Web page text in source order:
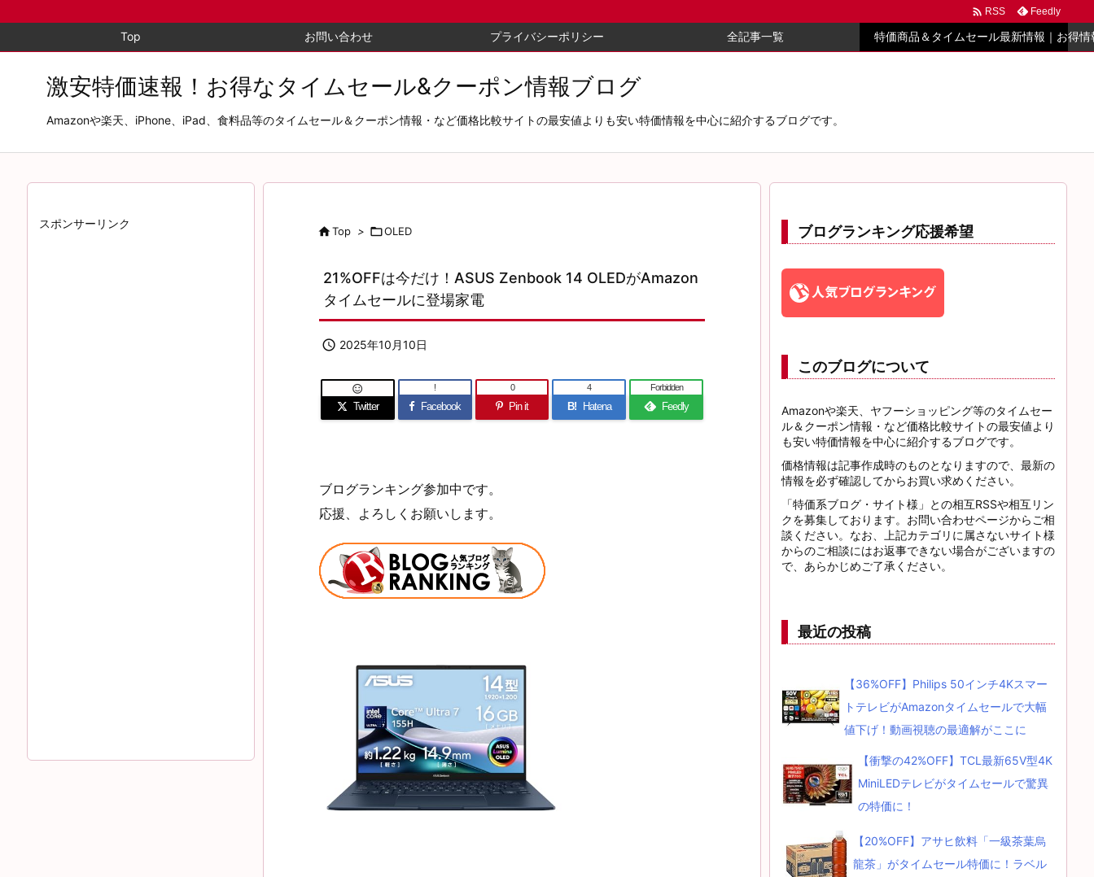
Top お問い合わせ プライバシーポリシー 全記事一覧 特価商品＆タイムセール最新情報｜お得
 RSS Feedly
激安特価速報！お得なタイムセール&クーポン情報ブログ
Amazonや楽天、iPhone、iPad、食料品等のタイムセール＆クーポン情報・など価格比較サイトの最安値よりも安い特価情報を中心に紹介するブログです。
Top > OLED
21%OFFは今だけ！ASUS Zenbook 14 OLEDがAmazon
タイムセールに登場家電
 2025年10月10日
Twitter

Facebook
!
Pin it
0
B! Hatena
4
Feedly
Forbidden
ブログランキング参加中です。
応援、よろしくお願いします。
スポンサーリンク ブログランキング応援希望
このブログについて
Amazonや楽天、ヤフーショッピング等のタイムセー
ル＆クーポン情報・など価格比較サイトの最安値より
も安い特価情報を中心に紹介するブログです。
価格情報は記事作成時のものとなりますので、最新の
情報を必ず確認してからお買い求めください。
「特価系ブログ・サイト様」との相互RSSや相互リン
クを募集しております。お問い合わせページからご相
談ください。なお、上記カテゴリに属さないサイト様
からのご相談にはお返事できない場合がございますの
で、あらかじめご了承ください。
最近の投稿
【36%OFF】Philips 50インチ4Kスマー
トテレビがAmazonタイムセールで大幅
値下げ！動画視聴の最適解がここに
【衝撃の42%OFF】TCL最新65V型4K
MiniLEDテレビがタイムセールで驚異
の特価に！
【20%OFF】アサヒ飲料「一級茶葉烏
龍茶」がタイムセール特価に！ラベル